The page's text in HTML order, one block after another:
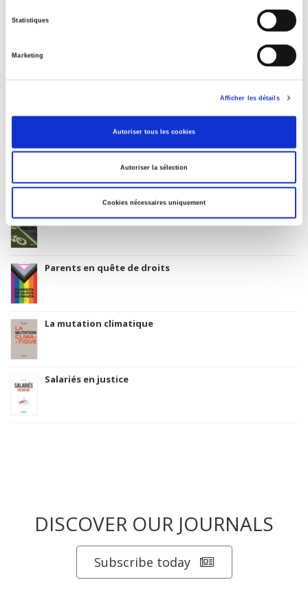
Statistiques
Marketing
Afficher les détails
Autoriser tous les cookies
Autoriser la sélection
Cookies nécessaires uniquement
Index, Bibliography
English
Relatedtitles
Parents en quête de droits
La mutation climatique
Salariés en justice
DISCOVER OUR JOURNALS
Subscribe today